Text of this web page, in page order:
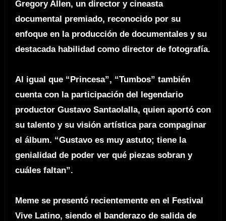
Gregory Allen, un director y cineasta
documental premiado, reconocido por su
enfoque en la producción de documentales y su
destacada habilidad como director de fotografía.
Al igual que “Princesa”, “Tumbos” también
cuenta con la participación del legendario
productor Gustavo Santaolalla, quien aportó con
su talento y su visión artística para compaginar
el álbum. “Gustavo es muy astuto; tiene la
genialidad de poder ver qué piezas sobran y
cuáles faltan”.
Meme se presentó recientemente en el Festival
Vive Latino, siendo el banderazo de salida de